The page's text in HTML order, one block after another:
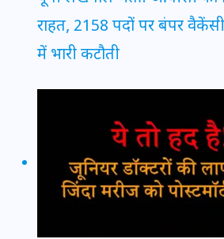
राहत, 2158 पदों पर बंपर
में भारी कटौती